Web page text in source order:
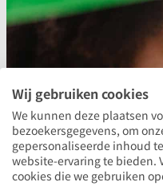
Wij gebruiken cookies
We kunnen deze plaatsen
bezoekersgegevens, om
gepersonaliseerde inhoud
website-ervaring te bieden.
cookies die we gebruiken